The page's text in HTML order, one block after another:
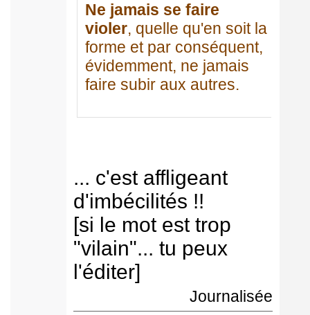
Ne jamais se faire
violer, quelle qu'en soit la
forme et par conséquent,
évidemment, ne jamais
faire subir aux autres.
... c'est affligeant
d'imbécilités !!
[si le mot est trop
"vilain"... tu peux
l'éditer]
Journalisée